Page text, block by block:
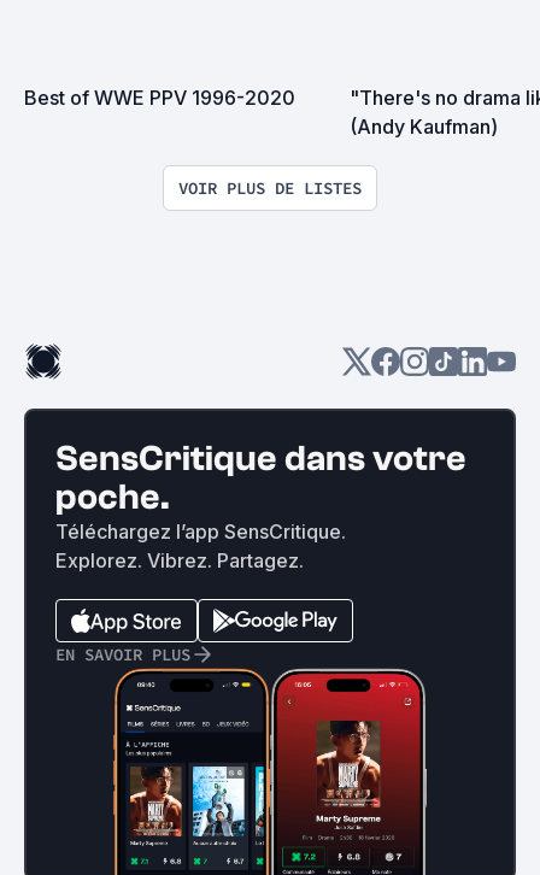
Best of WWE PPV 1996-2020
"There's no drama
(Andy Kaufman)
VOIR PLUS DE LISTES
SensCritique dans votre
poche.
Téléchargez l’app SensCritique.
Explorez. Vibrez. Partagez.
EN SAVOIR PLUS